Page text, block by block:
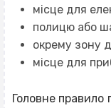
місце для
полицю або
окрему зону
місце для
Головне правило